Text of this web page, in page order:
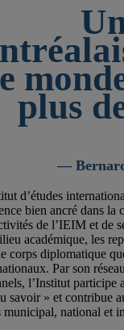
plus
—
d’études
bien ancré dans la
de l’IEIM et de
académique, les
corps diplomatique
Par son
l’Institut participe
savoir » et contribue
municipal, national et